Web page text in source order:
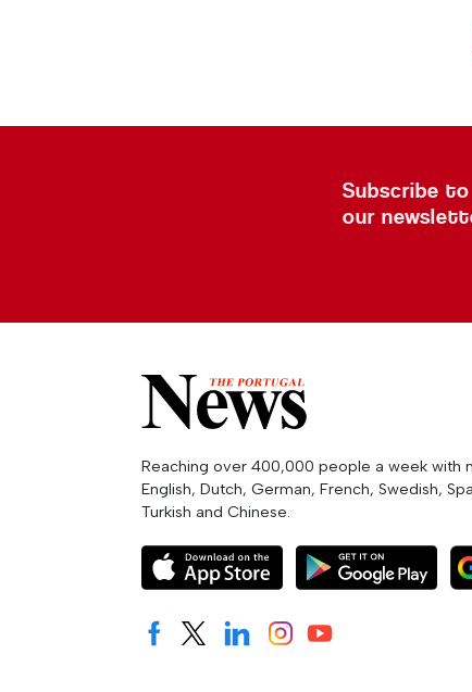
Subscribe to
our
Reaching over 400,000 people a week with
English, Dutch, German, French, Swedish,
Turkish and Chinese.